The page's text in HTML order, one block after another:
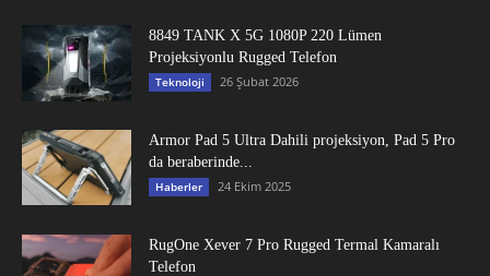
8849 TANK X 5G 1080P 220 Lümen
Projeksiyonlu Rugged Telefon
Teknoloji 26 Şubat 2026
Armor Pad 5 Ultra Dahili projeksiyon, Pad 5 Pro
da beraberinde...
Haberler 24 Ekim 2025
RugOne Xever 7 Pro Rugged Termal Kamaralı
Telefon